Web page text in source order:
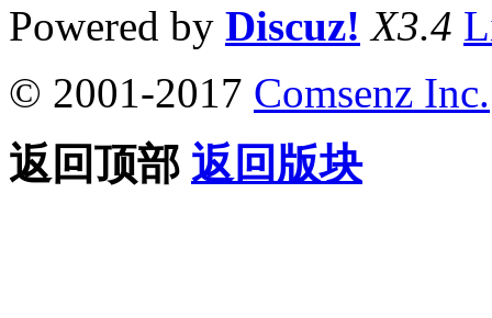
Powered by Discuz! X3.4
© 2001-2017 Comsenz Inc.
返回顶部 返回版块